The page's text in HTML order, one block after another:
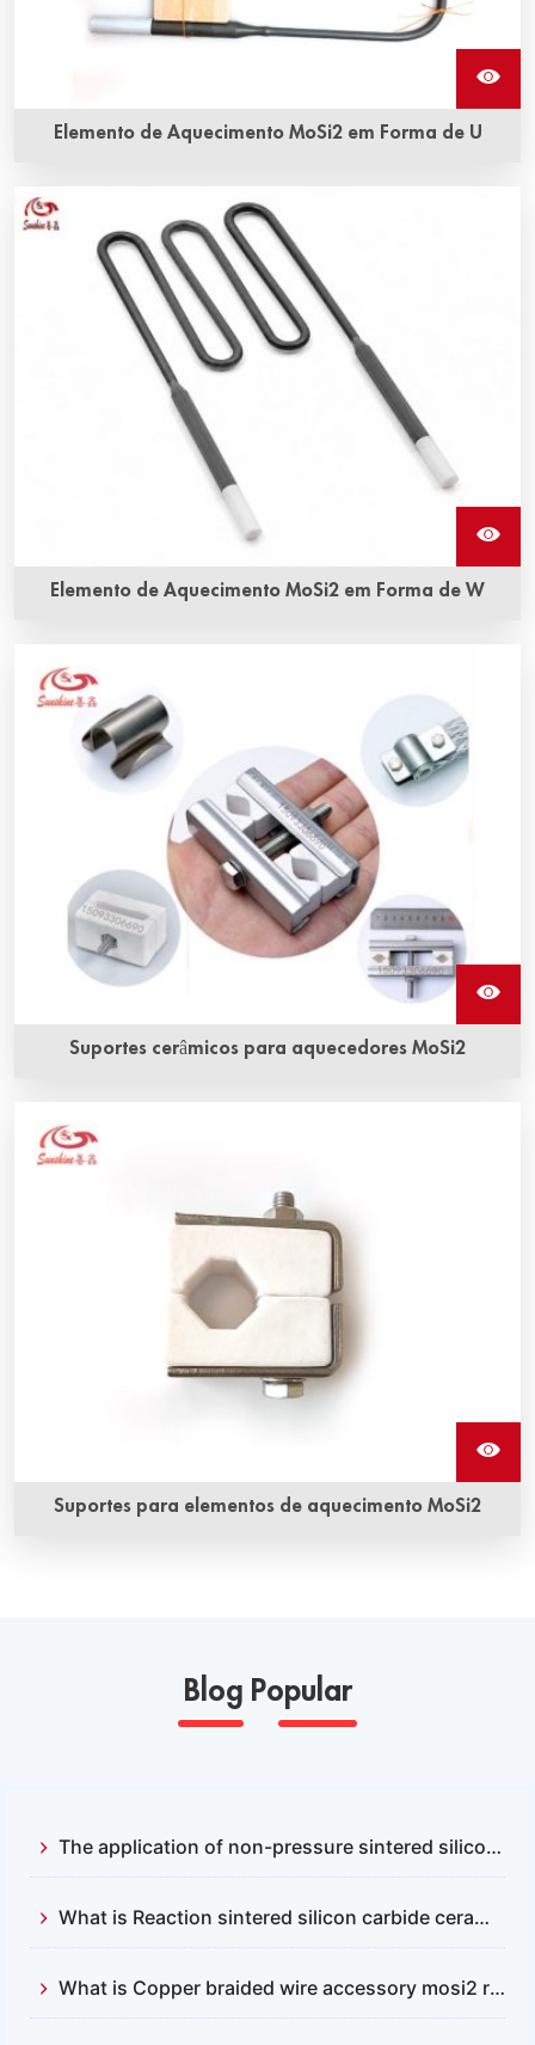
Elemento de Aquecimento MoSi2 em Forma de U
ser usado em fornos elétricos para temperaturas de até
1900 °C
Elemento de Aquecimento MoSi2 em Forma de W
chamados de elementos de aquecimento de dissilicieto de
molibdênio, são uma resistência de MoSi2. Eles podem
resistir à oxidação em temperaturas muito altas.
Suportes cerâmicos para aquecedores MoSi2
Suportes para elementos de aquecimento MoSi2
Blog Popular
The application of non-pressure sintered silicon carbide and reactive sintered silicon carbide
What is Reaction sintered silicon carbide ceramics？
What is Copper braided wire accessory mosi2 resistance